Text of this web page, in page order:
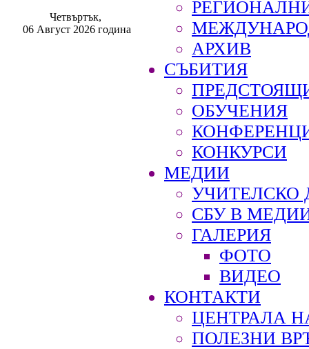
Четвъртък,
06 Август 2026 година
АРХИВ
СЪБИТИЯ
ОБУЧЕНИЯ
КОНКУРСИ
МЕДИИ
УЧИТЕЛСКО
СБУ В
ГАЛЕРИЯ
ФОТО
ВИДЕО
КОНТАКТИ
ЦЕНТРАЛА
ПОЛЕЗНИ